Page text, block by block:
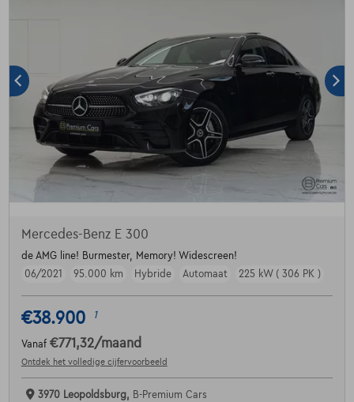
Mercedes-Benz E 300
de AMG line! Burmester, Memory! Widescreen!
06/2021
95.000 km Hybride Automaat 225 kW ( 306 PK )
€38.900 1
Vanaf €771,32/maand
Ontdek het volledige cijfervoorbeeld
3970 Leopoldsburg, B-Premium Cars